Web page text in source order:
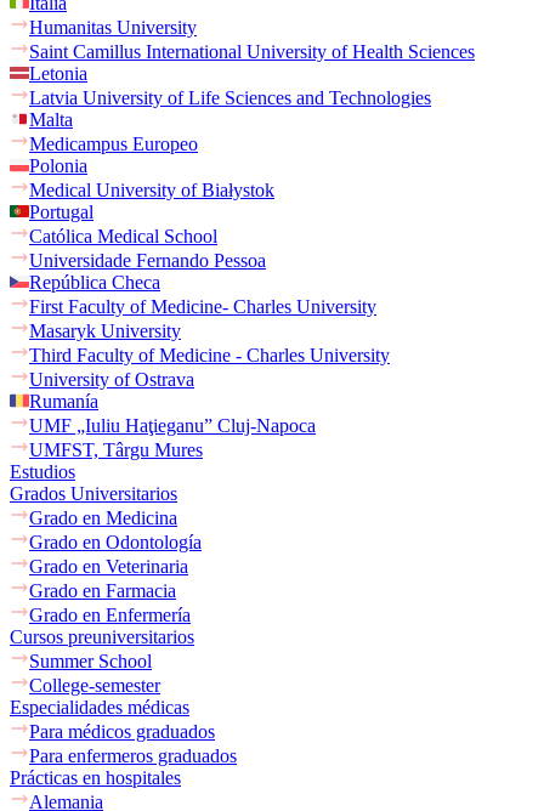
Humanitas University
Saint Camillus International University of Health Sciences
Letonia
Latvia University of Life Sciences and Technologies
Malta
Medicampus Europeo
Polonia
Medical University of Białystok
Portugal
Católica Medical School
Universidade Fernando Pessoa
República Checa
First Faculty of Medicine- Charles University
Masaryk University
Third Faculty of Medicine - Charles University
University of Ostrava
Rumanía
UMF „Iuliu Haţieganu” Cluj-Napoca
UMFST, Târgu Mures
Estudios
Grados Universitarios
Grado en Medicina
Grado en Odontología
Grado en Veterinaria
Grado en Farmacia
Grado en Enfermería
Cursos preuniversitarios
Summer School
College-semester
Especialidades médicas
Para médicos graduados
Para enfermeros graduados
Prácticas en hospitales
Alemania